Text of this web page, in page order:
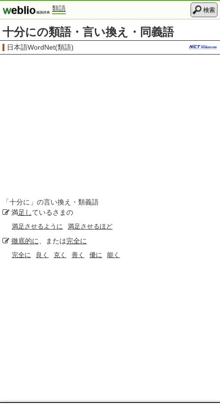
類語 検索
十分にの類語・言い換え・同義語
日本語WordNet(類語)
「十分に 」の言い換え・類義語
満足しているさまの
満足させるように 満足させるほど
徹底的に 、または完全に
完全に 良く 克く 善く 優に 能く